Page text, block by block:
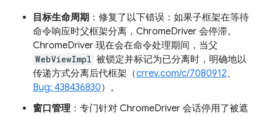
目标生命周期 ：修复了以下错误：如果子框架在等待
命令响应时父框架分离，ChromeDriver 会停滞。
ChromeDriver 现在会在命令处理期间，当父
WebViewImpl 被锁定并标记为已分离时，明确地以
传递方式分离后代框架（crrev.com/c/7080912、
Bug: 438436830）。
窗口管理：专门针对 ChromeDriver 会话停用了被遮